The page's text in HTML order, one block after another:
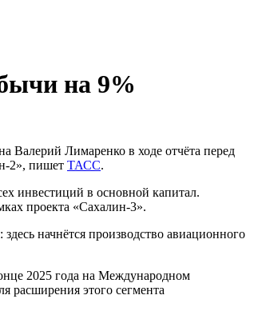
на 9%
Валерий Лимаренко в ходе отчёта перед
2», пишет ТАСС.
инвестиций в основной капитал.
проекта «Сахалин-3».
начнётся производство авиационного
2025 года на Международном
расширения этого сегмента